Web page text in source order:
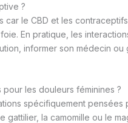
?
car le CBD et les
En pratique, les
informer son médecin ou
les douleurs féminines ?
spécifiquement pensées
gattilier, la camomille ou le